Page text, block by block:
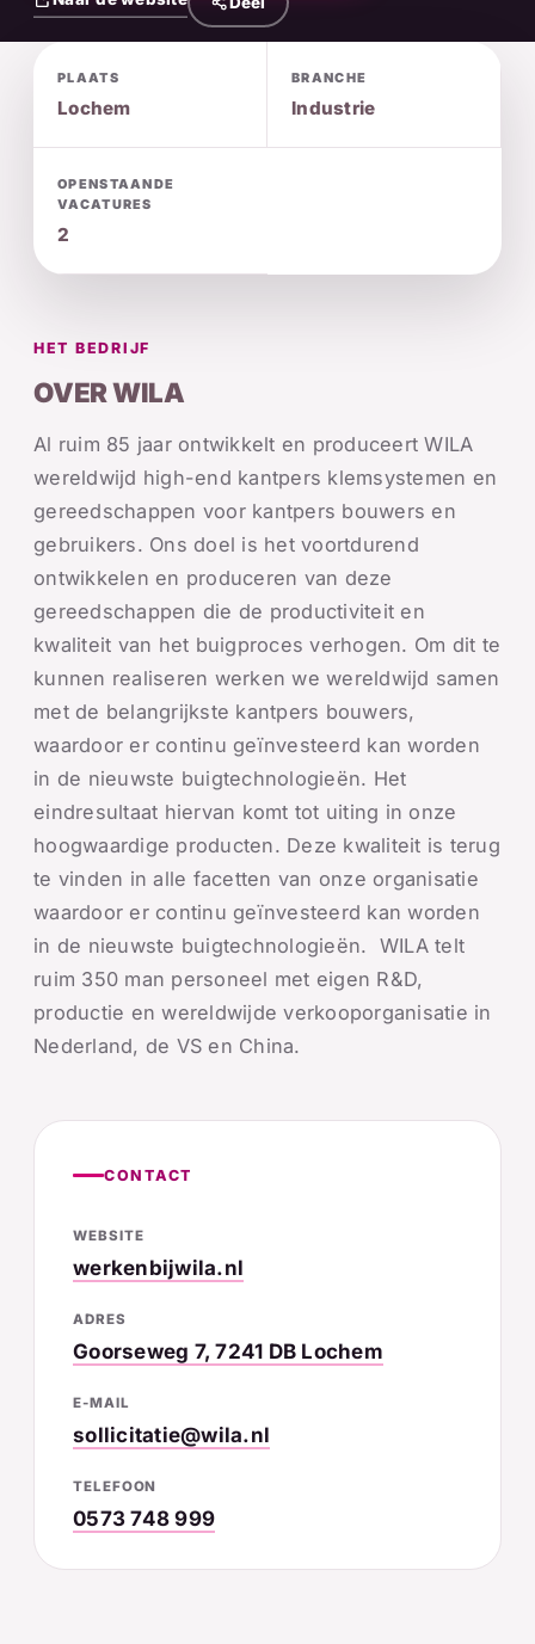
PLAATS
Lochem
BRANCHE
Industrie
OPENSTAANDE
VACATURES
2
HET BEDRIJF
OVER WILA
Al ruim 85 jaar ontwikkelt en produceert WILA
wereldwijd high-end kantpers klemsystemen en
gereedschappen voor kantpers bouwers en
gebruikers. Ons doel is het voortdurend
ontwikkelen en produceren van deze
gereedschappen die de productiviteit en
kwaliteit van het buigproces verhogen. Om dit te
kunnen realiseren werken we wereldwijd samen
met de belangrijkste kantpers bouwers,
waardoor er continu geïnvesteerd kan worden
in de nieuwste buigtechnologieën. Het
eindresultaat hiervan komt tot uiting in onze
hoogwaardige producten. Deze kwaliteit is terug
te vinden in alle facetten van onze organisatie
waardoor er continu geïnvesteerd kan worden
in de nieuwste buigtechnologieën. WILA telt
ruim 350 man personeel met eigen R&D,
productie en wereldwijde verkooporganisatie in
Nederland, de VS en China.
CONTACT
WEBSITE
werkenbijwila.nl
ADRES
Goorseweg 7, 7241 DB Lochem
E-MAIL
sollicitatie@wila.nl
TELEFOON
0573 748 999